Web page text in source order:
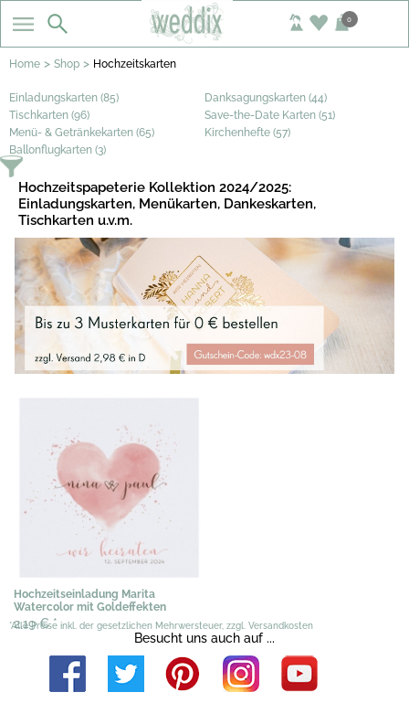
0
Home > Shop > Hochzeitskarten
Einladungskarten (85)
Danksagungskarten (44)
Tischkarten (96)
Save-the-Date Karten (51)
Menü- & Getränkekarten (65)
Kirchenhefte (57)
Ballonflugkarten (3)
Hochzeitspapeterie Kollektion 2024/2025:
Einladungskarten, Menükarten, Dankeskarten,
Tischkarten u.v.m.
Hochzeitseinladung Marita
Watercolor mit Goldeffekten
2,19 €*
*Alle Preise inkl. der gesetzlichen Mehrwersteuer, zzgl. Versandkosten
Besucht uns auch auf ...